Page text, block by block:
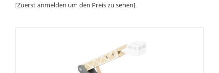
[Zuerst anmelden um den Preis zu sehen]